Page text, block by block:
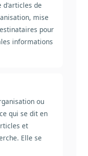
d'articles de
mise
pour
informations
ou
qui se dit en
et
Elle se